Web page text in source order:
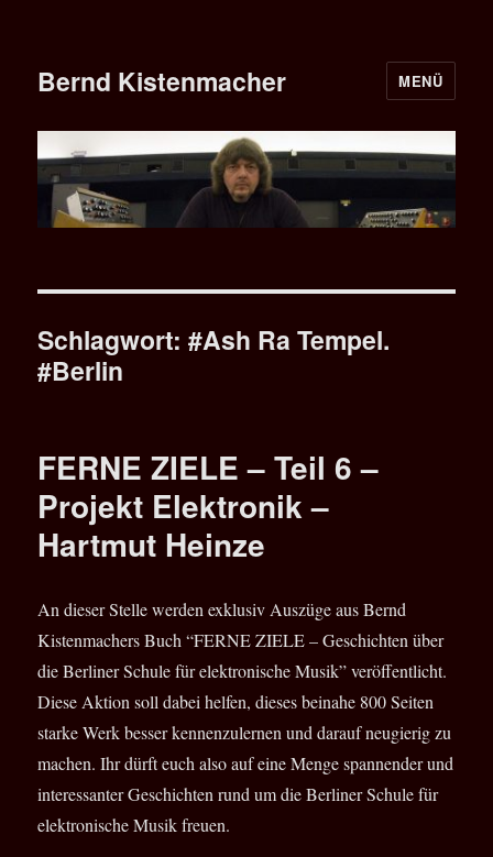
Bernd Kistenmacher MENÜ
Schlagwort:#Ash Ra Tempel.
#Berlin
FERNE ZIELE – Teil 6 –
Projekt Elektronik –
Hartmut Heinze
An dieser Stelle werden exklusiv Auszüge aus Bernd
Kistenmachers Buch “FERNE ZIELE – Geschichten über
die Berliner Schule für elektronische Musik” veröffentlicht.
Diese Aktion soll dabei helfen, dieses beinahe 800 Seiten
starke Werk besser kennenzulernen und darauf neugierig zu
machen. Ihr dürft euch also auf eine Menge spannender und
interessanter Geschichten rund um die Berliner Schule für
elektronische Musik freuen.